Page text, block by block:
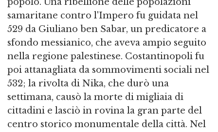
samaritane contro l'Impero fu guidata nel
529 da Giuliano ben Sabar, un predicatore a
sfondo messianico, che aveva ampio seguito
nella regione palestinese. Costantinopoli fu
poi attanagliata da sommovimenti sociali nel
532; la rivolta di Nika, che durò una
settimana, causò la morte di migliaia di
cittadini e lasciò in rovina la gran parte del
centro storico monumentale della città. Nel